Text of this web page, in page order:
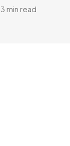
3 min read